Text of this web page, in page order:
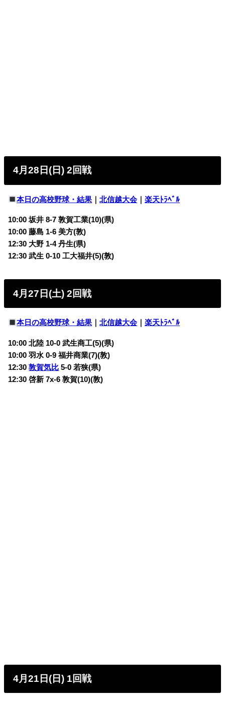
4月28日(日) 2回戦
本日の高校野球・結果 ｜北信越大会 ｜楽天ﾄﾗﾍﾞﾙ
10:00 坂井 8-7 敦賀工業(10)(県)
10:00 藤島 1-6 美方(敦)
12:30 大野 1-4 丹生(県)
12:30 武生 0-10 工大福井(5)(敦)
4月27日(土) 2回戦
本日の高校野球・結果 ｜北信越大会 ｜楽天ﾄﾗﾍﾞﾙ
10:00 北陸 10-0 武生商工(5)(県)
10:00 羽水 0-9 福井商業(7)(敦)
12:30敦賀気比 5-0 若狭(県)
12:30 啓新 7x-6 敦賀(10)(敦)
4月21日(日) 1回戦